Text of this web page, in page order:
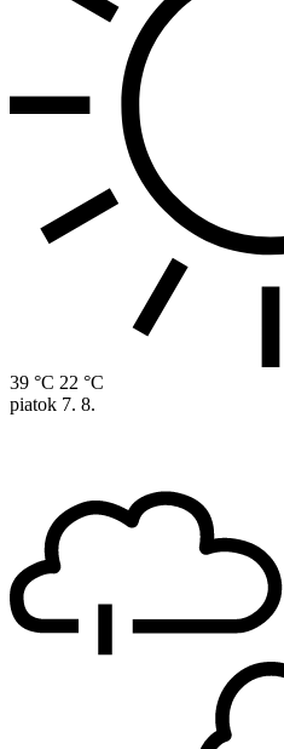
39 °C 22 °C
piatok 7. 8.